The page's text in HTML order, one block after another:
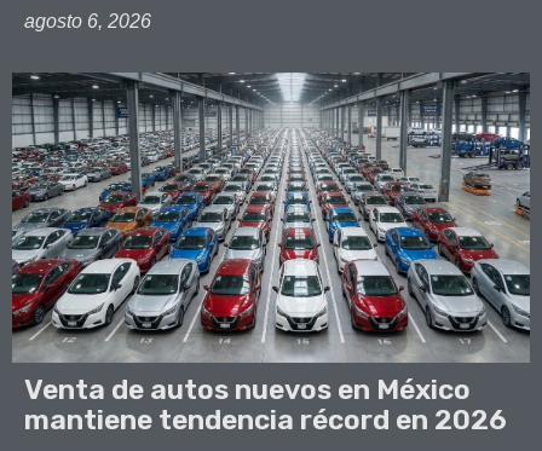
agosto 6, 2026
Venta de autos nuevos en México
mantiene tendencia récord en 2026